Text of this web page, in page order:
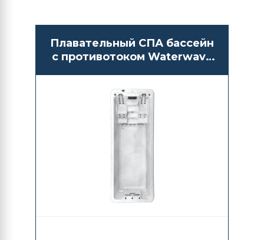
Плавательный СПА бассейн
с противотоком Waterwave